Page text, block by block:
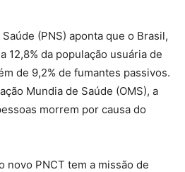
(PNS) aponta que o Brasil,
12,8% da população usuária de
de 9,2% de fumantes passivos.
Mundia de Saúde (OMS), a
morrem por causa do
novo PNCT tem a missão de